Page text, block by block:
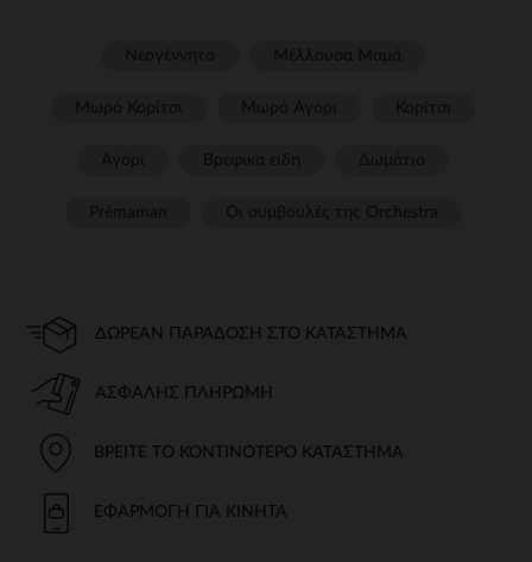
ΔΩΡΕΆΝ ΠΑΡΆΔΟΣΗ ΣΤΟ ΚΑΤΆΣΤΗΜΑ
ΑΣΦΑΛΉΣ ΠΛΗΡΩΜΉ
ΒΡΕΊΤΕ ΤΟ ΚΟΝΤΙΝΌΤΕΡΟ ΚΑΤΆΣΤΗΜΑ
ΕΦΑΡΜΟΓΉ ΓΙΑ ΚΙΝΗΤΆ